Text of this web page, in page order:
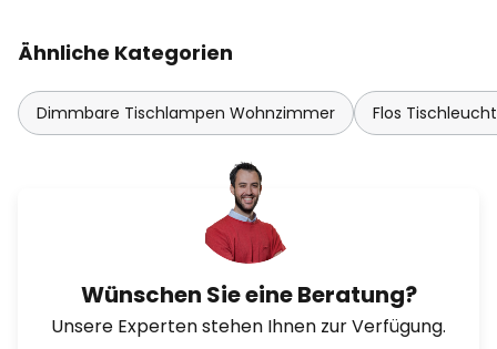
Ähnliche Kategorien
Dimmbare Tischlampen Wohnzimmer Flos
Wünschen Sie eine Beratung?
Unsere Experten stehen Ihnen zur Verfügung.